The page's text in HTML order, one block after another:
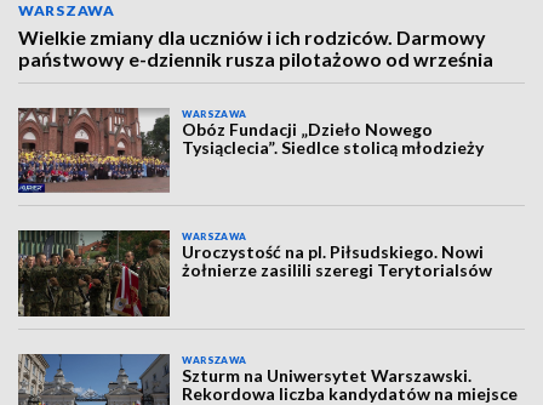
WARSZAWA
Wielkie zmiany dla uczniów i ich rodziców. Darmowy
państwowy e-dziennik rusza pilotażowo od września
WARSZAWA
Obóz Fundacji „Dzieło Nowego
Tysiąclecia”. Siedlce stolicą młodzieży
WARSZAWA
Uroczystość na pl. Piłsudskiego. Nowi
żołnierze zasilili szeregi Terytorialsów
WARSZAWA
Szturm na Uniwersytet Warszawski.
Rekordowa liczba kandydatów na miejsce